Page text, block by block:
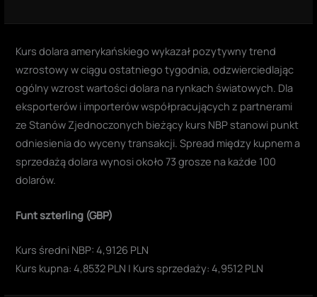
Kurs dolara amerykańskiego wykazał pozytywny trend
wzrostowy w ciągu ostatniego tygodnia, odzwierciedlając
ogólny wzrost wartości dolara na rynkach światowych. Dla
eksporterów i importerów współpracujących z partnerami
ze Stanów Zjednoczonych bieżący kurs NBP stanowi punkt
odniesienia do wyceny transakcji. Spread między kupnem a
sprzedażą dolara wynosi około 73 grosze na każde 100
dolarów.
Funt szterling (GBP)
Kurs średni NBP: 4,9126 PLN
Kurs kupna: 4,8532 PLN | Kurs sprzedaży: 4,9512 PLN